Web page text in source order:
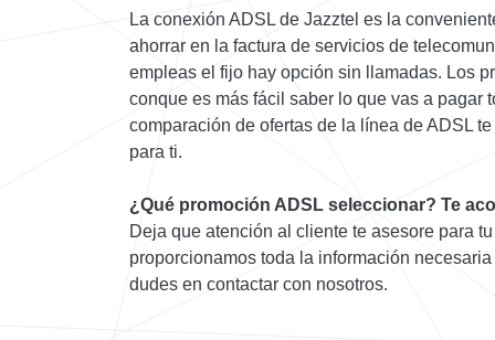
La conexión ADSL de Jazztel es la
ahorrar en la factura de servicios de
empleas el fijo hay opción sin llamadas. Los
conque es más fácil saber lo que vas a pagar
comparación de ofertas de la línea de ADSL
para ti.
¿Qué promoción ADSL seleccionar? Te
Deja que atención al cliente te asesore para
proporcionamos toda la información
dudes en contactar con nosotros.